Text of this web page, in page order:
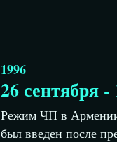
1996
26 сентября
Режим ЧП в
был введен после